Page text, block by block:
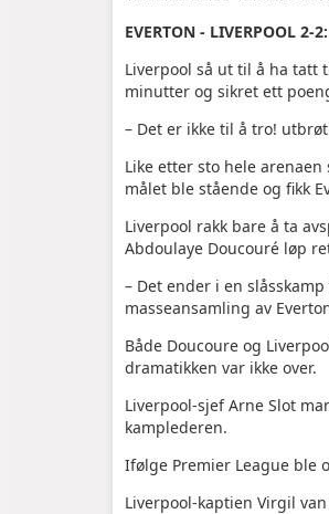
EVERTON - LIVERPOOL 2-2:
Liverpool så ut til å ha tatt
minutter og sikret ett
– Det er ikke til å tro!
Like etter sto hele
målet ble stående og fikk
Liverpool rakk bare å ta
Abdoulaye Doucouré løp
– Det ender i en
masseansamling av
Både Doucoure og
dramatikken var ikke over.
Liverpool-sjef Arne Slot
kamplederen.
Ifølge Premier League ble
Liverpool-kaptien Virgil